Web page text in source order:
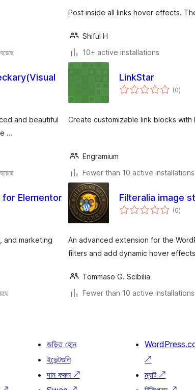
Post inside all links hover effects.
Shiful H
10+ active installations
and beautiful
…
LinkStar
(0total
ratings
)
Create customizable link blocks
Engramium
Fewer than 10 active installations
for Elementor
and marketing
Filteralia image
(0total
ratings
)
An advanced extension for the
filters and add dynamic hover
Tommaso G. Scibilia
Fewer than 10 active installations
জড়িত হোন
ইভেন্টগুলি
দান করুন ↗
↗
ম্যাট↗